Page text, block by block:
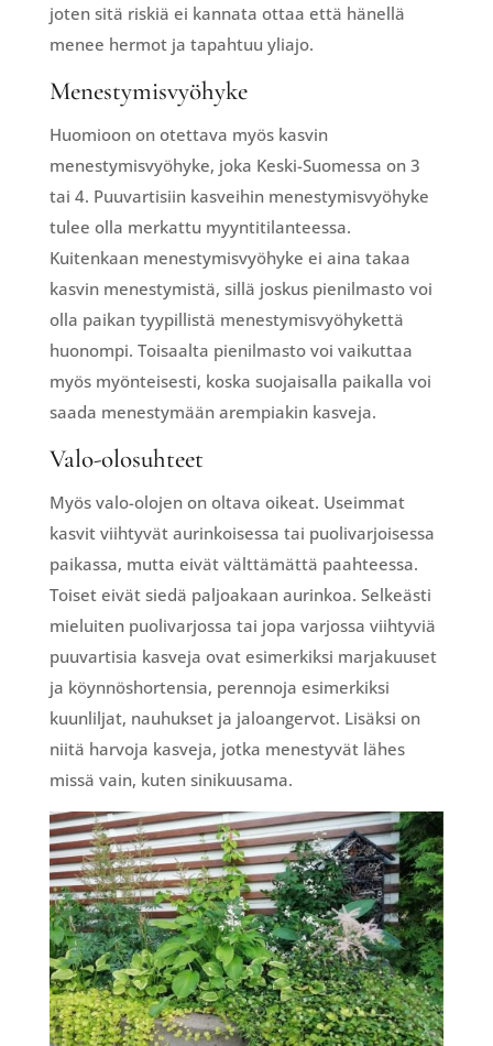
joten sitä riskiä ei kannata ottaa että hänellä
menee hermot ja tapahtuu yliajo.
Menestymisvyöhyke
Huomioon on otettava myös kasvin
menestymisvyöhyke, joka Keski-Suomessa on 3
tai 4. Puuvartisiin kasveihin menestymisvyöhyke
tulee olla merkattu myyntitilanteessa.
Kuitenkaan menestymisvyöhyke ei aina takaa
kasvin menestymistä, sillä joskus pienilmasto voi
olla paikan tyypillistä menestymisvyöhykettä
huonompi. Toisaalta pienilmasto voi vaikuttaa
myös myönteisesti, koska suojaisalla paikalla voi
saada menestymään arempiakin kasveja.
Valo-olosuhteet
Myös valo-olojen on oltava oikeat. Useimmat
kasvit viihtyvät aurinkoisessa tai puolivarjoisessa
paikassa, mutta eivät välttämättä paahteessa.
Toiset eivät siedä paljoakaan aurinkoa. Selkeästi
mieluiten puolivarjossa tai jopa varjossa viihtyviä
puuvartisia kasveja ovat esimerkiksi marjakuuset
ja köynnöshortensia, perennoja esimerkiksi
kuunliljat, nauhukset ja jaloangervot. Lisäksi on
niitä harvoja kasveja, jotka menestyvät lähes
missä vain, kuten sinikuusama.